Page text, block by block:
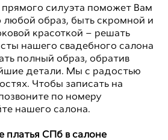
силуэта поможет Вам
любой образ, быть скромной и
красоткой – решать
нашего свадебного салона
полный образ, обратив
детали. Мы с радостью
Чтобы записать на
по номеру
нашего салона.
платья СПб в салоне